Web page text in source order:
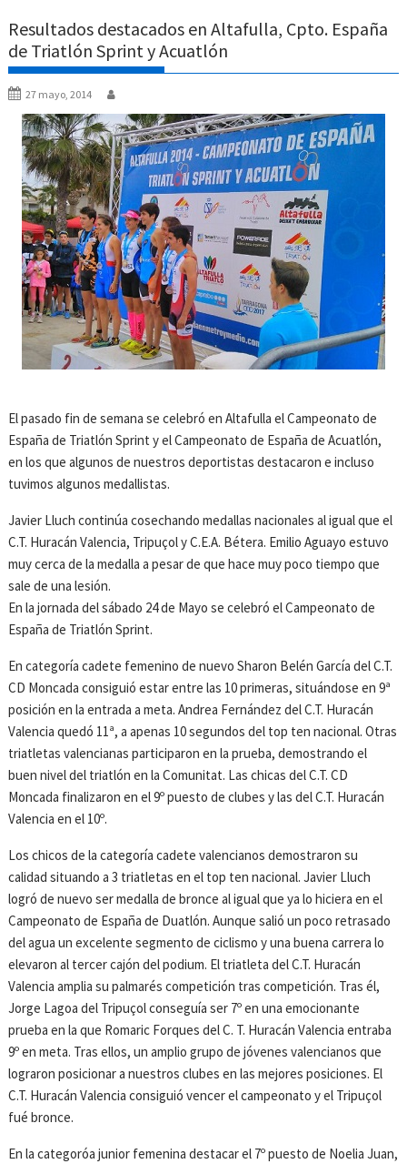
Resultados destacados en Altafulla, Cpto. España
de Triatlón Sprint y Acuatlón
27 mayo, 2014
El pasado fin de semana se celebró en Altafulla el Campeonato de
España de Triatlón Sprint y el Campeonato de España de Acuatlón,
en los que algunos de nuestros deportistas destacaron e incluso
tuvimos algunos medallistas.
Javier Lluch continúa cosechando medallas nacionales al igual que el
C.T. Huracán Valencia, Tripuçol y C.E.A. Bétera. Emilio Aguayo estuvo
muy cerca de la medalla a pesar de que hace muy poco tiempo que
sale de una lesión.
En la jornada del sábado 24 de Mayo se celebró el Campeonato de
España de Triatlón Sprint.
En categoría cadete femenino de nuevo Sharon Belén García del C.T.
CD Moncada consiguió estar entre las 10 primeras, situándose en 9ª
posición en la entrada a meta. Andrea Fernández del C.T. Huracán
Valencia quedó 11ª, a apenas 10 segundos del top ten nacional. Otras
triatletas valencianas participaron en la prueba, demostrando el
buen nivel del triatlón en la Comunitat. Las chicas del C.T. CD
Moncada finalizaron en el 9º puesto de clubes y las del C.T. Huracán
Valencia en el 10º.
Los chicos de la categoría cadete valencianos demostraron su
calidad situando a 3 triatletas en el top ten nacional. Javier Lluch
logró de nuevo ser medalla de bronce al igual que ya lo hiciera en el
Campeonato de España de Duatlón. Aunque salió un poco retrasado
del agua un excelente segmento de ciclismo y una buena carrera lo
elevaron al tercer cajón del podium. El triatleta del C.T. Huracán
Valencia amplia su palmarés competición tras competición. Tras él,
Jorge Lagoa del Tripuçol conseguía ser 7º en una emocionante
prueba en la que Romaric Forques del C. T. Huracán Valencia entraba
9º en meta. Tras ellos, un amplio grupo de jóvenes valencianos que
lograron posicionar a nuestros clubes en las mejores posiciones. El
C.T. Huracán Valencia consiguió vencer el campeonato y el Tripuçol
fué bronce.
En la categoróa junior femenina destacar el 7º puesto de Noelia Juan,